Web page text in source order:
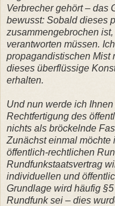
Verbrecher gehört – das
bewusst: Sobald dieses
zusammengebrochen
verantworten müssen.
propagandistischen Mist
dieses überflüssige
erhalten.
Und nun werde ich
Rechtfertigung des
nichts als bröckelnde
Zunächst einmal
öffentlich-rechtlichen
Rundfunkstaatsvertrag
individuellen und
Grundlage wird häufig
Rundfunk sei – dies